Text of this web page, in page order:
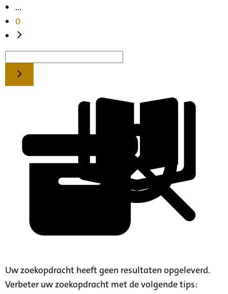
...
0
Uw zoekopdracht heeft geen resultaten opgeleverd.
Verbeter uw zoekopdracht met de volgende tips: